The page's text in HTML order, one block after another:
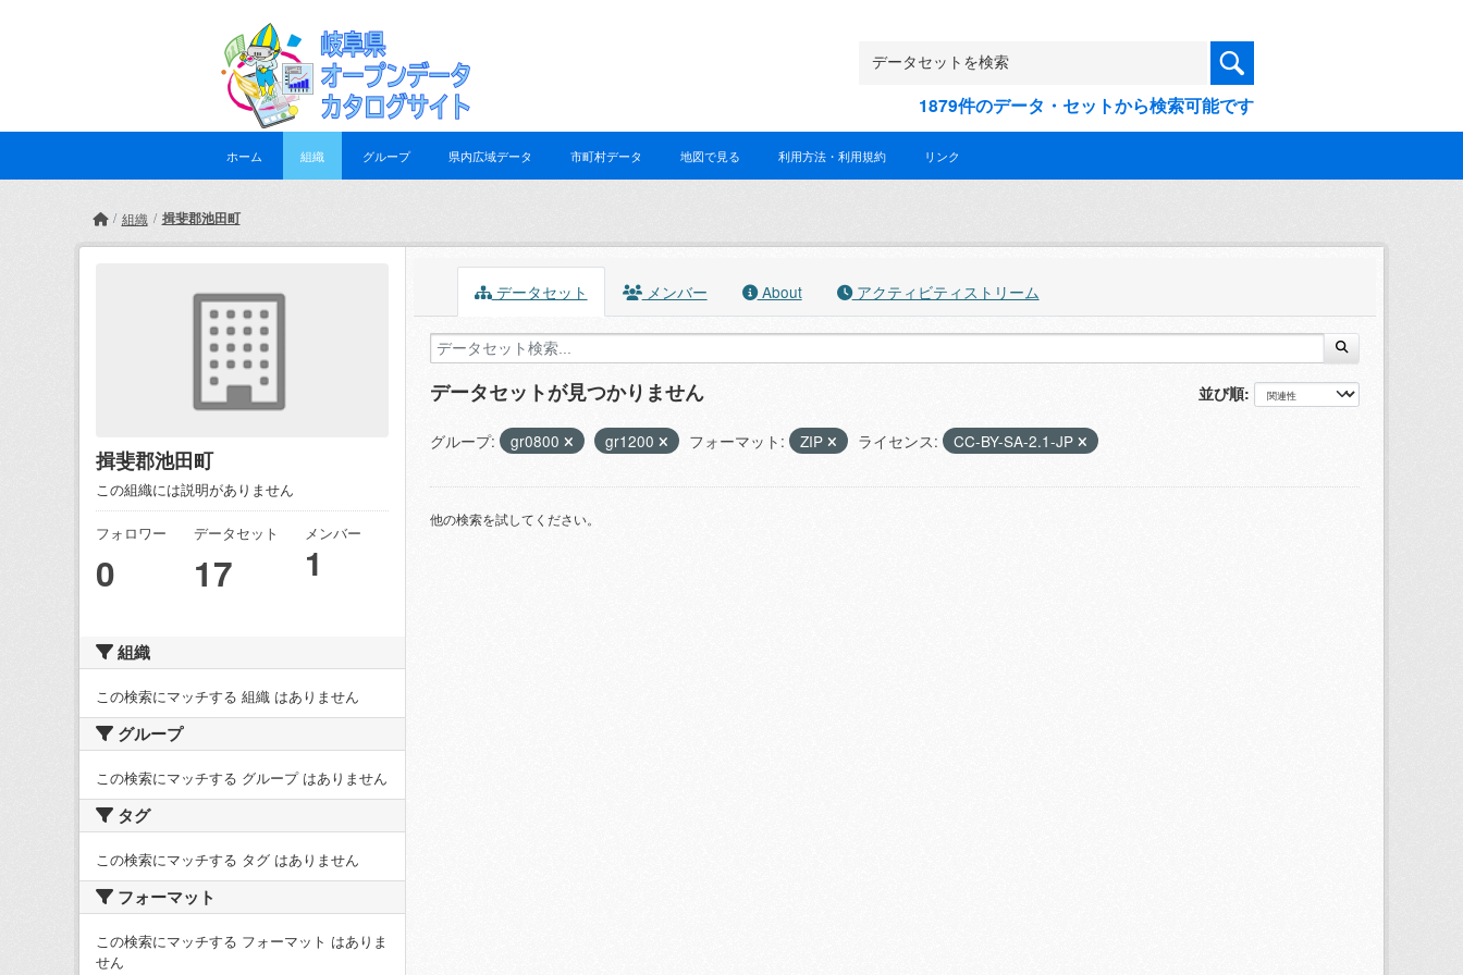
1879件のデータ・セットから検索可能です
ホーム 組織 グループ 県内広域データ 市町村データ 地図で見る 利用方法・利用規約 リンク
組織 揖斐郡池田町
揖斐郡池田町
この組織には説明がありません
フォロワー
0
データセット
17
メンバー
1
組織
この検索にマッチする 組織 はありません
グループ
この検索にマッチする グループ はありません
タグ
この検索にマッチする タグ はありません
フォーマット
この検索にマッチする フォーマット はありま
せん
データセット メンバー About アクティビティストリーム
並び順
データセットが見つかりません
グループ: gr0800 gr1200 フォーマット: ZIP ライセンス: CC-BY-SA-2.1-JP
他の検索を試してください。